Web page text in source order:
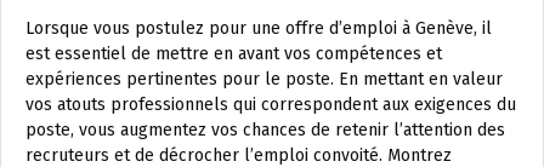
Lorsque vous postulez pour une offre d’emploi à Genève, il
est essentiel de mettre en avant vos compétences et
expériences pertinentes pour le poste. En mettant en valeur
vos atouts professionnels qui correspondent aux exigences du
poste, vous augmentez vos chances de retenir l’attention des
recruteurs et de décrocher l’emploi convoité. Montrez